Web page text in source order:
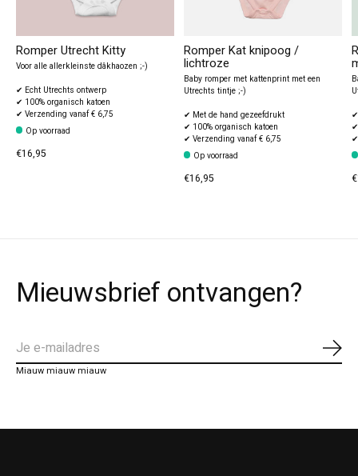
Romper Utrecht Kitty
Voor alle allerkleinste dâkhaozen ;-)
✔ Echt Utrechts ontwerp
✔ 100% organisch katoen
✔ Verzending vanaf € 6,75
Op voorraad
€16,95
Romper Kat knipoog /
lichtroze
Baby romper met kattenprint met een
Utrechts tintje ;-)
✔ Met de hand gezeefdrukt
✔ 100% organisch katoen
✔ Verzending vanaf € 6,75
Op voorraad
€16,95
Mieuwsbrief ontvangen?
Miauw miauw miauw